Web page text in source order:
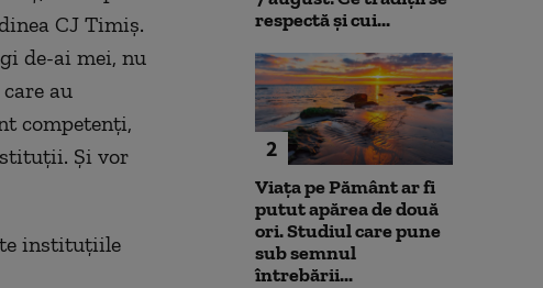
CJ Timiş.
de-ai mei, nu
au
competenţi,
Şi vor
instituţiile
respectă și cui...
2
Viața pe Pământ ar fi
putut apărea de două
ori. Studiul care pune
sub semnul
întrebării...